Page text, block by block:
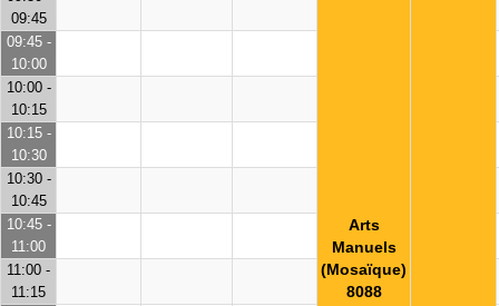
09:45
Arts
Manuels
(Mosaïque)
8088
09:45 -
10:00
10:00 -
10:15
10:15 -
10:30
10:30 -
10:45
10:45 -
11:00
11:00 -
11:15